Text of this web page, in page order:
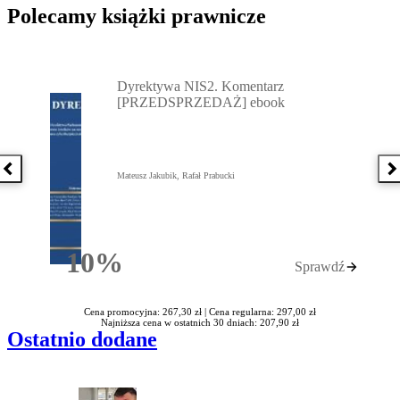
Polecamy książki prawnicze
Poprzednia książka
10%Rabatu
Dyrektywa NIS2. Komentarz
[PRZEDSPRZEDAŻ] ebook
Mateusz Jakubik, Rafał Prabucki
Sprawdź
Cena promocyjna: 267,30 zł | Cena regularna: 297,00 zł
Najniższa cena w ostatnich 30 dniach: 207,90 zł
Ostatnio dodane